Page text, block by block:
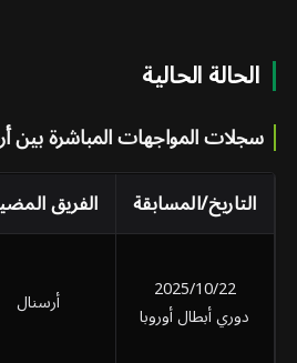
الحالة الحالية
سجلات المواجهات المباشرة بين
التاريخ/المسابقة الفريق
2025/10/22
دوري أبطال أوروبا
أرسنال